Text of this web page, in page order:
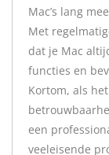
Mac’s lang
Met
dat je Mac
functies en
Kortom, als
een
veeleisende